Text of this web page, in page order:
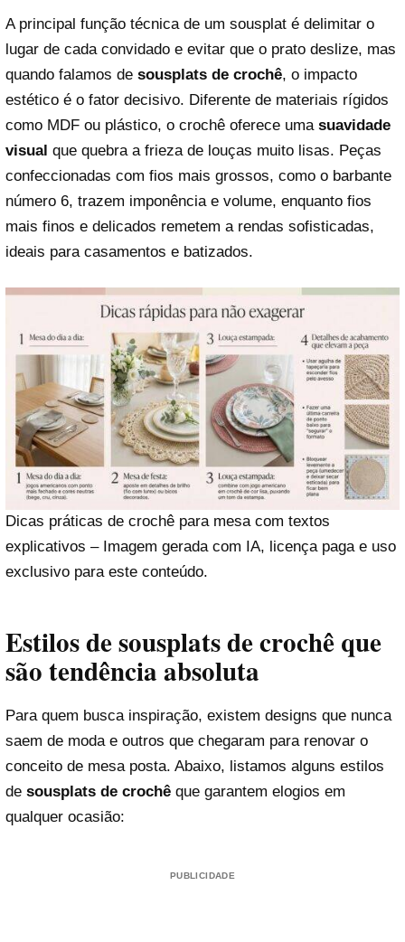
A principal função técnica de um sousplat é delimitar o
lugar de cada convidado e evitar que o prato deslize, mas
quando falamos de sousplats de crochê, o impacto
estético é o fator decisivo. Diferente de materiais rígidos
como MDF ou plástico, o crochê oferece uma suavidade
visual que quebra a frieza de louças muito lisas. Peças
confeccionadas com fios mais grossos, como o barbante
número 6, trazem imponência e volume, enquanto fios
mais finos e delicados remetem a rendas sofisticadas,
ideais para casamentos e batizados.
Dicas práticas de crochê para mesa com textos
explicativos – Imagem gerada com IA, licença paga e uso
exclusivo para este conteúdo.
Estilos de sousplats de crochê que
são tendência absoluta
Para quem busca inspiração, existem designs que nunca
saem de moda e outros que chegaram para renovar o
conceito de mesa posta. Abaixo, listamos alguns estilos
de sousplats de crochê que garantem elogios em
qualquer ocasião:
PUBLICIDADE